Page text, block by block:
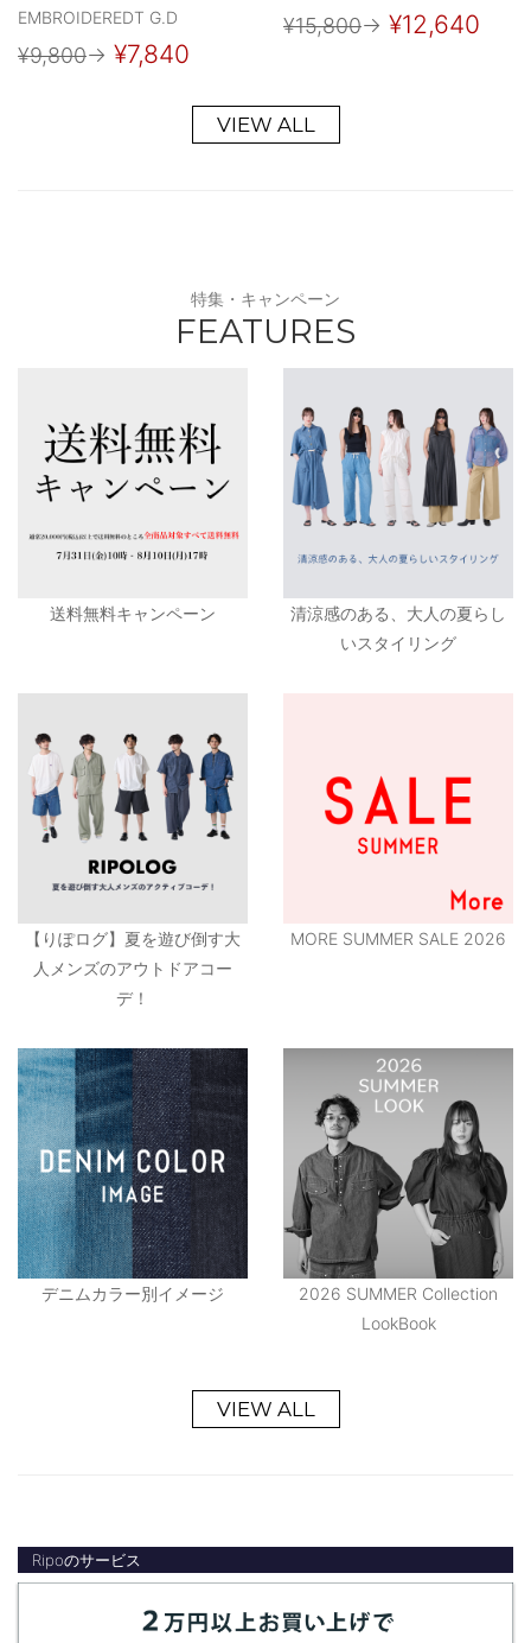
EMBROIDEREDT G.D
¥9,800→ ¥7,840
¥15,800→ ¥12,640
VIEW ALL
特集・キャンペーン
FEATURES
送料無料キャンペーン
清涼感のある、大人の夏らし
いスタイリング
【りぽログ】夏を遊び倒す大
人メンズのアウトドアコー
デ！
MORE SUMMER SALE 2026
デニムカラー別イメージ
2026 SUMMER Collection
LookBook
VIEW ALL
Ripoのサービス